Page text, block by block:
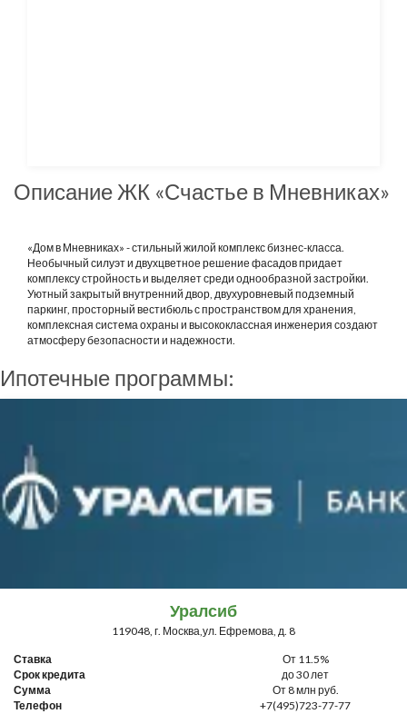
Описание ЖК «Счастье в Мневниках»
«Дом в Мневниках» - стильный жилой комплекс бизнес-класса.
Необычный силуэт и двухцветное решение фасадов придает
комплексу стройность и выделяет среди однообразной застройки.
Уютный закрытый внутренний двор, двухуровневый подземный
паркинг, просторный вестибюль с пространством для хранения,
комплексная система охраны и высококлассная инженерия создают
атмосферу безопасности и надежности.
Ипотечные программы:
Уралсиб
119048, г. Москва,ул. Ефремова, д. 8
Ставка
От 11.5%
Срок кредита
до 30 лет
Сумма
От 8 млн руб.
Телефон
+7(495)723-77-77